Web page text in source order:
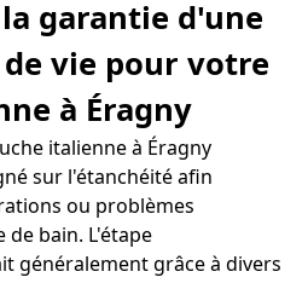
garantie d'une
vie pour votre
à Éragny
italienne à Éragny
sur l'étanchéité afin
ou problèmes
de bain. L'étape
généralement grâce à divers